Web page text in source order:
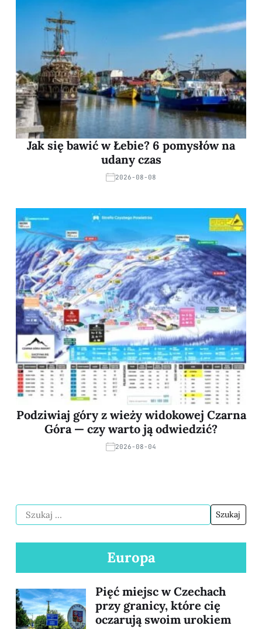
Jak się bawić w Łebie? 6 pomysłów na
udany czas
2026-08-08
Podziwiaj góry z wieży widokowej Czarna
Góra — czy warto ją odwiedzić?
2026-08-04
Europa
Pięć miejsc w Czechach
przy granicy, które cię
oczarują swoim urokiem